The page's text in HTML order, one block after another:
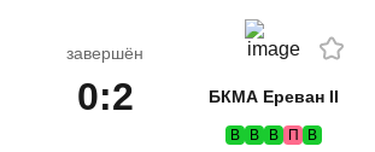
завершён
0:2 БКМА Ереван II
В В В П В